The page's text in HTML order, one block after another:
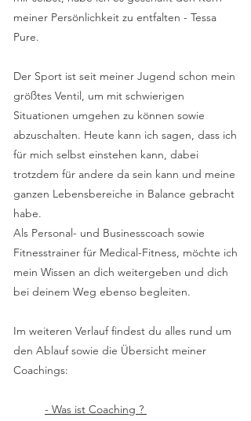
meiner Persönlichkeit zu entfalten - Tessa
Pure.
Der Sport ist seit meiner Jugend schon mein
größtes Ventil, um mit schwierigen
Situationen umgehen zu können sowie
abzuschalten. Heute kann ich sagen, dass ich
für mich selbst einstehen kann, dabei
trotzdem für andere da sein kann und meine
ganzen Lebensbereiche in Balance gebracht
habe.
Als Personal- und Businesscoach sowie
Fitnesstrainer für Medical-Fitness, möchte ich
mein Wissen an dich weitergeben und dich
bei deinem Weg ebenso begleiten.
Im weiteren Verlauf findest du alles rund um
den Ablauf sowie die Übersicht meiner
Coachings:
- Was ist Coaching ?